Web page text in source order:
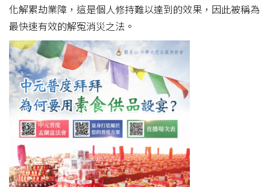
化解累劫業障，這是個人修持難以達到的效果，因此被稱為
最快速有效的解冤消災之法。